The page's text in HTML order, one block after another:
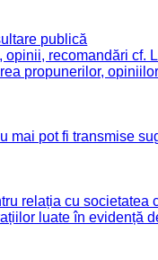
publică
recomandări cf.
propunerilor,
mai pot fi transmise
relația cu societatea
luate în evidență